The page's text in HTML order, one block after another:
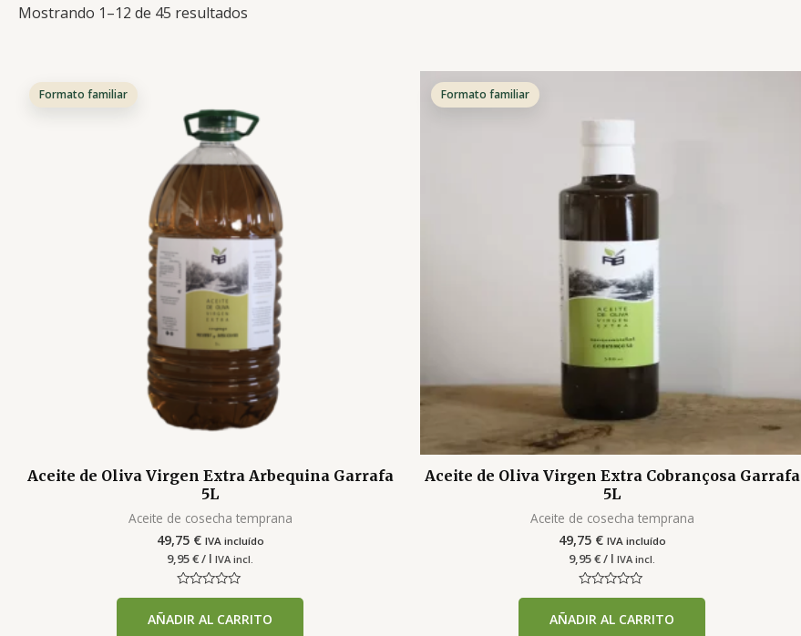
Mostrando 1–12 de 45 resultados
Formato familiar
Aceite de Oliva Virgen Extra Arbequina Garrafa
5L
Aceite de cosecha temprana
49,75 € IVA incluído
9,95€/ lIVA incl.
Valorado
0
AÑADIR AL CARRITO
Formato familiar
Aceite de Oliva Virgen Extra Cobrançosa Garrafa
5L
Aceite de cosecha temprana
49,75 € IVA incluído
9,95€/ lIVA incl.
Valorado
0
AÑADIR AL CARRITO